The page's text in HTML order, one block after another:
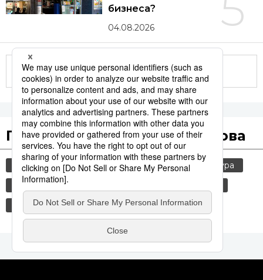
бизнеса?
04.08.2026
Другие статьи по теме
Популярные поисковые слова
общество jiji press политика
культура
россия
старение населения
еда и напитки
экономика история